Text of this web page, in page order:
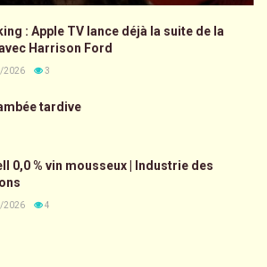
: Apple TV lance déjà la suite de la
Harrison Ford
2026 3
tardive
0,0 % vin mousseux | Industrie des
2026 4